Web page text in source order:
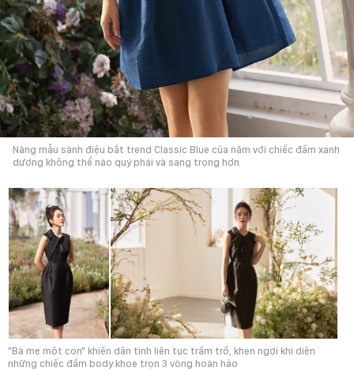
Nàng mẫu sành điệu bắt trend Classic Blue của năm với chiếc đầm xanh
dương không thể nào quý phái và sang trọng hơn
"Bà mẹ một con" khiến dân tình liên tục trầm trồ, khen ngợi khi diện
những chiếc đầm body khoe trọn 3 vòng hoàn hảo